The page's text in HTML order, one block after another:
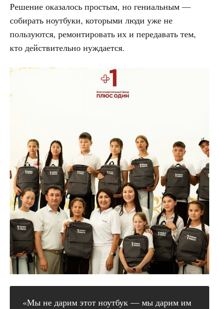
Решение оказалось простым, но гениальным —
собирать ноутбуки, которыми люди уже не
пользуются, ремонтировать их и передавать тем,
кто действительно нуждается.
«Мы не дарим этот ноутбук — мы дарим им